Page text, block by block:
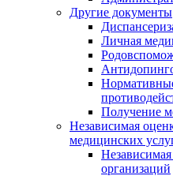
Другие документы
Личная
Получение
Независимая
медицинских
организаций